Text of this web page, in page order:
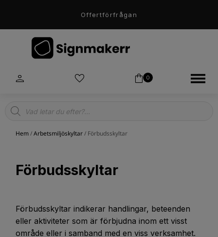
Offertförfrågan
0
Products
search
Hem/Arbetsmiljöskyltar/ Förbudsskyltar
Förbudsskyltar
Förbudsskyltar indikerar handlingar, beteenden
eller aktiviteter som är förbjudna inom ett visst
område eller i samband med en viss verksamhet.